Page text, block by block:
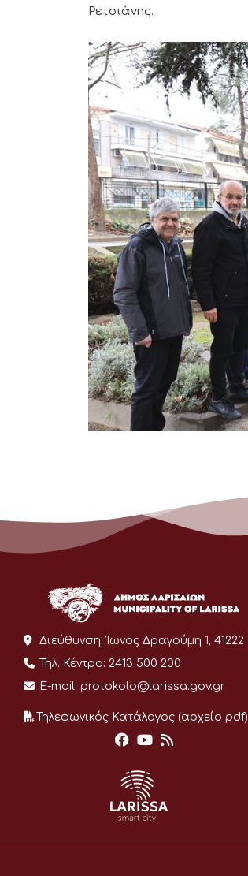
Ρετσιάνης.
Διεύθυνση: Ίωνος Δραγούμη 1, 41222
Τηλ. Κέντρο: 2413 500 200
E-mail: protokolo@larissa.gov.gr
Τηλεφωνικός Κατάλογος (αρχείο pdf)